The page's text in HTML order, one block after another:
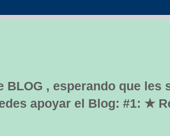
, esperando que les
apoyar el Blog: #1: ★